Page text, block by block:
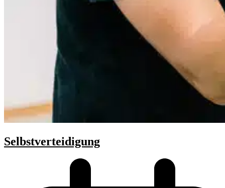
Selbstverteidigung